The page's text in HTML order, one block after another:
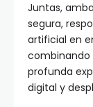
Juntas,
segura,
artificial en
combinando
profunda
digital y